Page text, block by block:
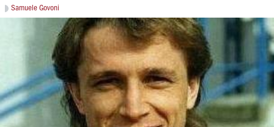
Samuele Govoni